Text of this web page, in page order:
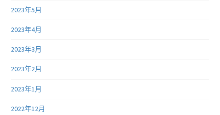
2023年5月
2023年4月
2023年3月
2023年2月
2023年1月
2022年12月